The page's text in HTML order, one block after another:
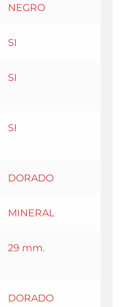
NEGRO
SI
SI
SI
DORADO
MINERAL
29 mm.
DORADO